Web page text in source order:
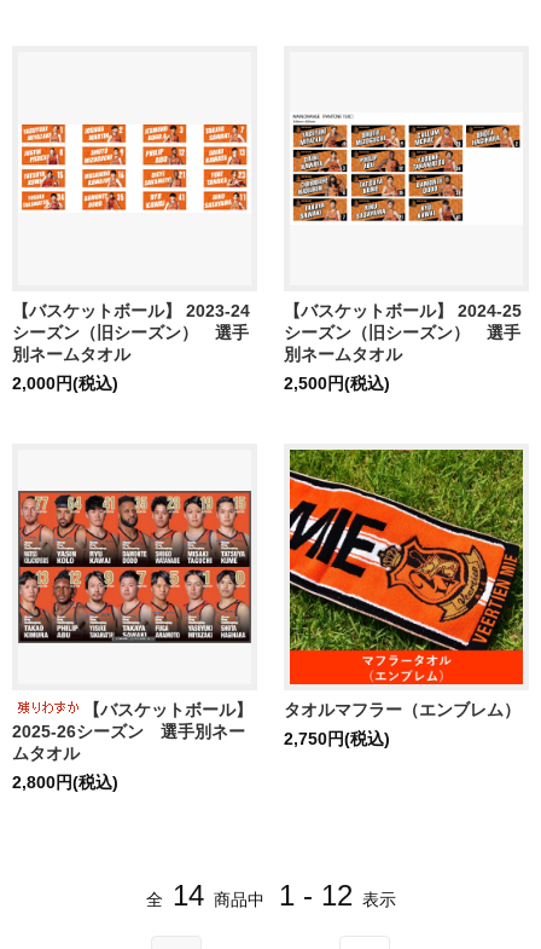
【バスケットボール】 2023-24
シーズン（旧シーズン） 選手
別ネームタオル
2,000円(税込)
【バスケットボール】 2024-25
シーズン（旧シーズン） 選手
別ネームタオル
2,500円(税込)
【バスケットボール】
2025-26シーズン 選手別ネー
ムタオル
2,800円(税込)
タオルマフラー（エンブレム）
2,750円(税込)
全 14 商品中 1 - 12 表示